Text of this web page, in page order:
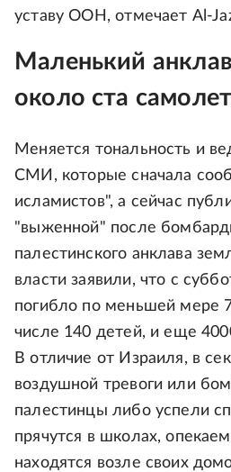
уставу ООН, отмечает Al-
Маленький
около ста
Меняется тональность и
СМИ, которые сначала
исламистов", а сейчас
"выженной" после
палестинского анклава
власти заявили, что с
погибло по меньшей мере
числе 140 детей, и еще
В отличие от Израиля, в
воздушной тревоги или
палестинцы либо успели
прячутся в школах,
находятся возле своих